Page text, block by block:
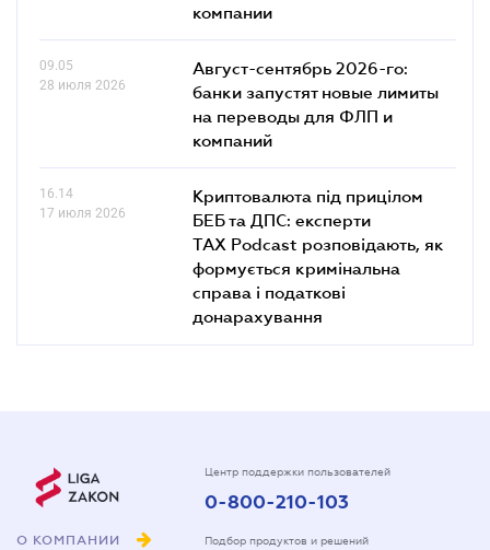
компании
09.05
28 июля 2026
Август-сентябрь 2026-го:
банки запустят новые лимиты
на переводы для ФЛП и
компаний
16.14
17 июля 2026
Криптовалюта під прицілом
БЕБ та ДПС: експерти
TAX Podcast розповідають, як
формується кримінальна
справа і податкові
донарахування
О КОМПАНИИ
Центр поддержки пользователей
0-800-210-103
Подбор продуктов и решений